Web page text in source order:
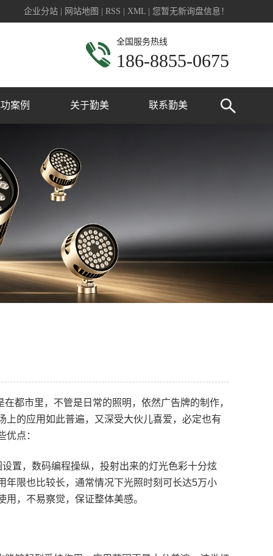
企业分站 网站地图 RSS XML 您暂无新询盘信息！
全国服务热线
186-8855-0675
案例
程亮化
盘亮化
亮化
筑亮化
园亮化
关于勤美
联系我们
联系勤美
都市里，不管是日常的照明，依然广告牌的制作，
的应用如此普遍，又深受大伙儿喜爱，必定也有
点：
置，数码编程操纵，投射出来的灯光色彩十分炫
年限也比较长，通常情况下光照时刻可长达5万小
，不易察觉，保证整体美感。